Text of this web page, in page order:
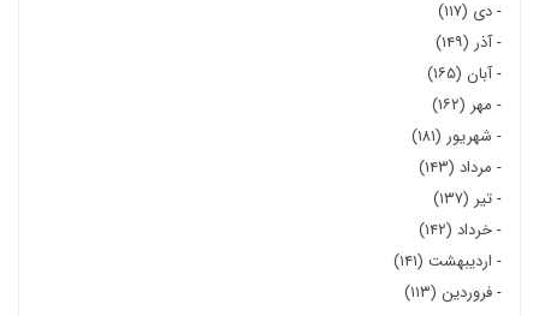
-دی (۱۱۷)
-آذر (۱۴۹)
-آبان (۱۶۵)
- مهر (۱۶۲)
- شهریور (۱۸۱)
- مرداد (۱۴۳)
-تیر (۱۳۷)
-خرداد (۱۴۲)
- اردیبهشت (۱۴۱)
-فروردین (۱۱۳)